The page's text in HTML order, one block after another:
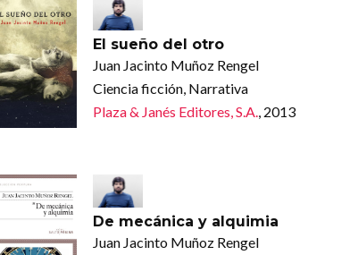
El sueño del otro
Juan Jacinto Muñoz Rengel
Ciencia ficción, Narrativa
Plaza & Janés Editores, S.A. , 2013
De mecánica y alquimia
Juan Jacinto Muñoz Rengel